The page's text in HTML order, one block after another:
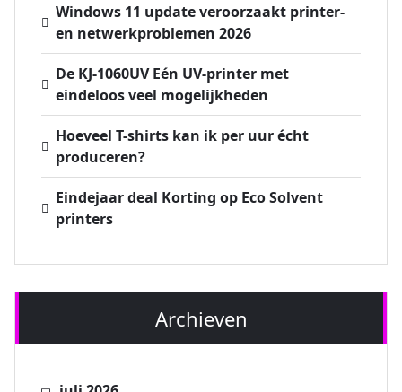
Windows 11 update veroorzaakt printer-
en netwerkproblemen 2026
De KJ-1060UV Eén UV-printer met
eindeloos veel mogelijkheden
Hoeveel T-shirts kan ik per uur écht
produceren?
Eindejaar deal Korting op Eco Solvent
printers
Archieven